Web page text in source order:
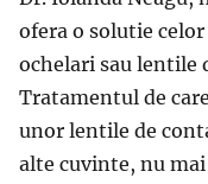
ofera o solutie
ochelari sau lentile
Tratamentul de
unor lentile de
alte cuvinte, nu